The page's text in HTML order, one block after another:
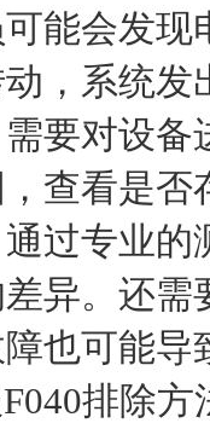
能会发
，系统发
要对设
查看是
过专业
异。还
也可能导
排除方